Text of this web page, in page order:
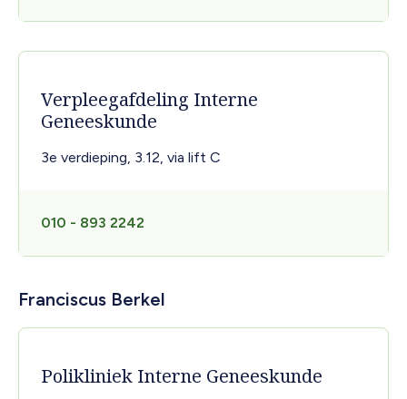
Verpleegafdeling Interne
Geneeskunde
3e verdieping, 3.12, via lift C
010 - 893 2242
Franciscus Berkel
Polikliniek Interne Geneeskunde